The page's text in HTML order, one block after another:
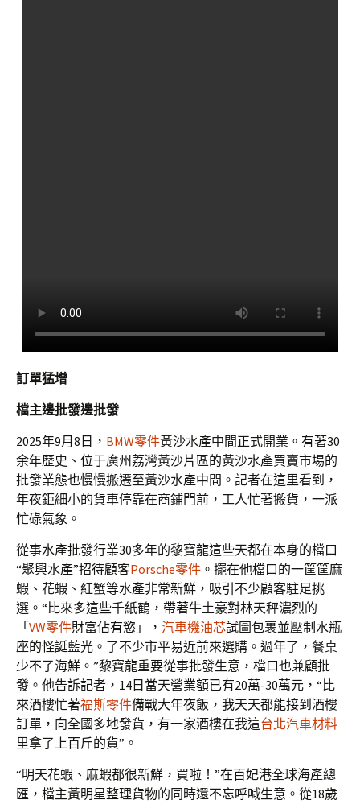
訂單猛增
檔主邊批發邊批發
2025年9月8日， BMW零件黃沙水產中間正式開業。有著30
余年歷史、位于廣州荔灣黃沙片區的黃沙水產買賣市場的
批發業態也慢慢搬遷至黃沙水產中間。記者在這里看到，
年夜鉅細小的貨車停靠在商鋪門前，工人忙著搬貨，一派
忙碌氣象。
從事水產批發行業30多年的黎寶龍這些天都在本身的檔口
“聚興水產”招待顧客Porsche零件 。擺在他檔口的一筐筐麻
蝦、花蝦、紅蟹等水產非常新鮮，吸引不少顧客駐足挑
選。“比來多這些千紙鶴，帶著牛土豪對林天秤濃烈的
「VW零件財富佔有慾」， 汽車機油芯試圖包裹並壓制水瓶
座的怪誕藍光。了不少市平易近前來選購。過年了，餐桌
少不了海鮮。”黎寶龍重要從事批發生意，檔口也兼顧批
發。他告訴記者，14日當天營業額已有20萬-30萬元，“比
來酒樓忙著福斯零件備戰大年夜飯，我天天都能接到酒樓
訂單，向全國多地發貨，有一家酒樓在我這台北汽車材料
里拿了上百斤的貨”。
“明天花蝦、麻蝦都很新鮮，買啦！”在百妃港全球海產總
匯，檔主黃明星整理貨物的同時還不忘呼喊生意。從18歲